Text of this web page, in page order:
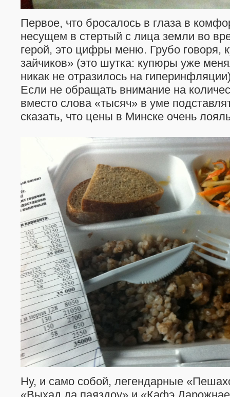
Первое, что бросалось в глаза в
несущем в стертый с лица земли во
герой, это цифры меню. Грубо говоря,
зайчиков» (это шутка: купюры уже
никак не отразилось на
Если не обращать внимание на
вместо слова «тысяч» в уме
сказать, что цены в Минске очень
Ну, и само собой, легендарные